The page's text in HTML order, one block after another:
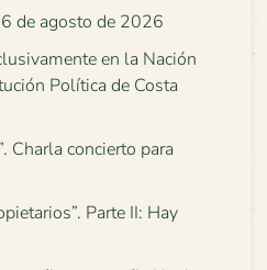
de agosto de 2026
en la Nación
Política de Costa
Charla concierto para
Parte II: Hay